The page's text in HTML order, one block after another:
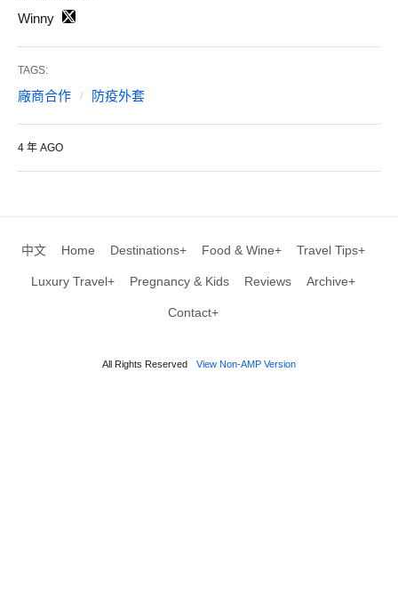
Winny
TAGS:
廠商合作 防疫外套
4 年 AGO
中文 Home Destinations+ Food & Wine+ Travel Tips+
Luxury Travel+ Pregnancy & Kids Reviews Archive+
Contact+
All Rights Reserved View Non-AMP Version